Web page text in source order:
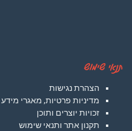
תנאי שימוש
הצהרת נגישות
מדיניות פרטיות, מאגרי מידע
זכויות יוצרים ותוכן
תקנון אתר ותנאי שימוש